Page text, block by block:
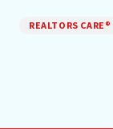
REALTORS CARE®